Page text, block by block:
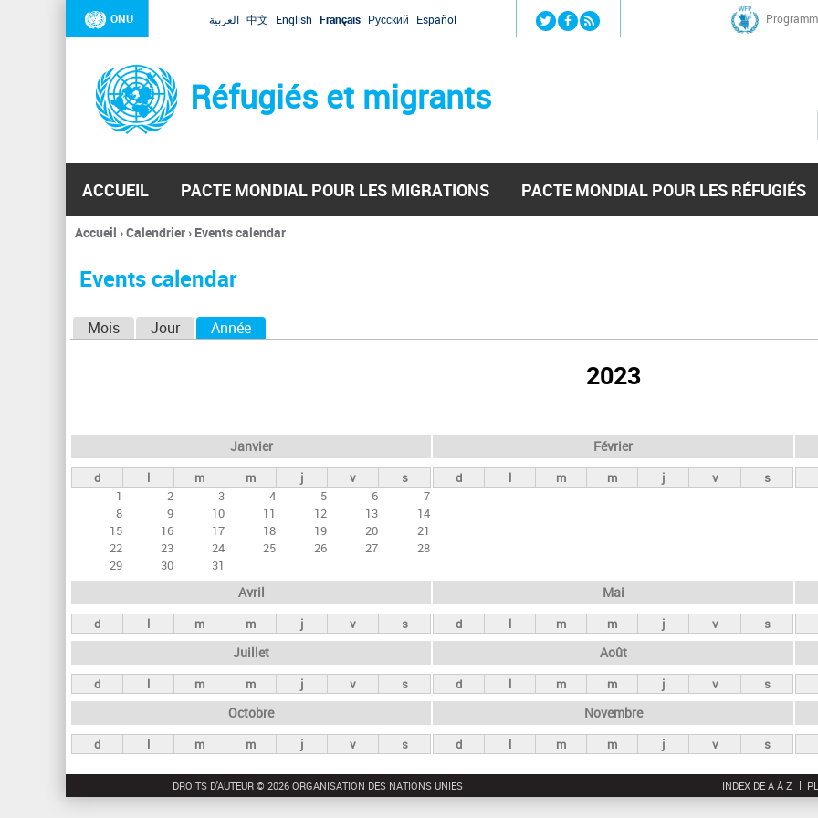
Jump to navigation
ONU العربية 中文 English Français Русский Español
Réfugiés et migrants
ACCUEIL PACTE MONDIAL POUR LES MIGRATIONS PACTE MONDIAL POUR LES RÉFUGIÉS
Vous
ici
Accueil ›Calendrier› Events calendar
Events calendar
e
t
s
n
c
i
p
a
x
Mois Jour Année
2023
Janvier
d l m m j v
s
1
2 3 4 5 6
7
8
9 10 11 12 13
14
15
16 17 18 19 20
21
22
23 24 25 26 27
28
29
30 31
Février
d l m m j v s
Avril
d l m m j v s
Mai
d l m m j v s
Juillet
d l m m j v s
Août
d l m m j v s
Octobre
d l m m j v s
Novembre
d l m m j v s
DROITS D'AUTEUR © 2026 ORGANISATION DES NATIONS UNIES INDEX DE A À Z